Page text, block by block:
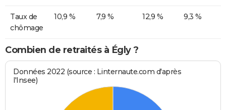
Taux de
chômage
10,9 % 7,9 % 12,9 % 9,3 %
Combien de retraités à Égly ?
Données 2022 (source : Linternaute.com d'après
l'Insee)